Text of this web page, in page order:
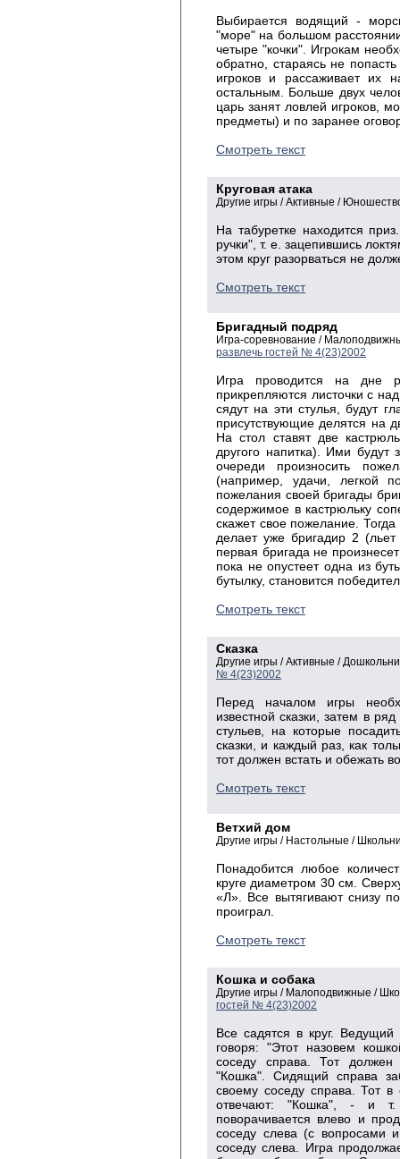
Выбирается водящий -
"море" на большом
четыре "кочки". Игрокам
обратно, стараясь не
игроков и рассаживает их
остальным. Больше двух
царь занят ловлей игроков,
предметы) и по заранее
Смотреть текст
Круговая атака
Другие игры / Активные /
На табуретке находится
ручки", т. е. зацепившись
этом круг разорваться не
Смотреть текст
Бригадный подряд
Игра-соревнование /
развлечь гостей № 4(23)2002
Игра проводится на дне
прикрепляются листочки с
сядут на эти стулья, будут
присутствующие делятся на
На стол ставят две
другого напитка). Ими будут
очереди произносить
(например, удачи, легкой
пожелания своей бригады
содержимое в кастрюльку
скажет свое пожелание.
делает уже бригадир 2
первая бригада не
пока не опустеет одна из
бутылку, становится
Смотреть текст
Сказка
Другие игры / Активные /
№ 4(23)2002
Перед началом игры
известной сказки, затем в
стульев, на которые
сказки, и каждый раз, как
тот должен встать и обежать
Смотреть текст
Ветхий дом
Другие игры / Настольные /
Понадобится любое
круге диаметром 30 см.
«Л». Все вытягивают снизу
проиграл.
Смотреть текст
Кошка и собака
Другие игры / Малоподвижные /
гостей № 4(23)2002
Все садятся в круг. Ведущий
говоря: "Этот назовем
соседу справа. Тот должен
"Кошка". Сидящий справа
своему соседу справа. Тот
отвечают: "Кошка", - и т.
поворачивается влево и
соседу слева (с вопросами
соседу слева. Игра